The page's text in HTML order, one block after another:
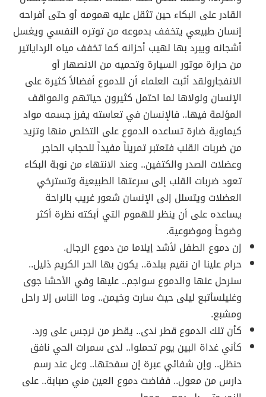
القادر على البكاء حين تثقل عليه همومه أو حتى أفراحه
إنسان طبيعي يتخفف بدموعه من توتره النفسي ويغسل
أشجانه ويبرد بها لهيب أحزانه كما تخفف مياه الرداياتير
من حرارة موتور السيارة وتحميه من الانصهار أو
الانفجارولقد أثبت العلماء أن للدموع أفضالاً كثيرة على
الإنسان ولولاها لما احتمل كثيرون حياتهم والمواقف
المؤلمة فيها.. فالإنسان في تعاسته يفرز جسمه مواد
كيماوية ضارة تساعده الدموع على التخلص منها وتزيد
من ضربات القلب فتعتبر تمريناً مفيداً للحجاب الحاجر
وعضلات الصدر والكتفين.. وعند الانتهاء من نوبة البكاء
تعود ضربات القلب إلى سرعتها الطبيعية وتسترخي
العضلات ويتسلل إلى الإنسان شعور غريب بالراحة
يساعده على أن ينظر للهموم التي أبكته نظرة أكثر
وضوحاً وموضوعية.
إن دموع الطفل لأشد إيلاما من دموع الرجال.
حرام علينا ان نقيم ببلدة.. يكون بها الحر الكريم ذليل..
سنرحل عنها والدموع سواجم.. عليها وفي الأحشا جوى
وغليلسأتبع ليلى حيث سارت وخيمن.. وما الناس إلا راحل
ومشبع.
كأن تلك الدموع قطر ندى.. يقطر من نرجس على ورد.
كأني غداة البين يوم تحملوا.. لدى سمرات الحي نافق
حنظل.. وإن شفائي عبرة إن سفحتها.. وعل عند رسم
دارس من معول.. ففاضت دموع العين مني صبابة.. على